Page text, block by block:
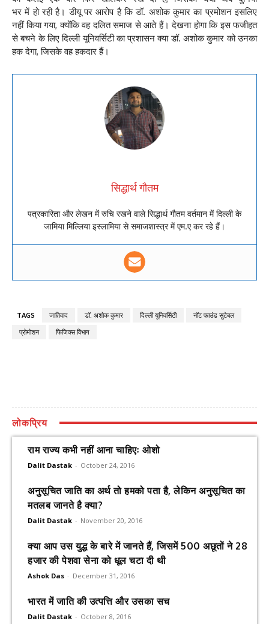
भर में हो रही है। डीयू पर आरोप है कि डॉ. अशोक कुमार का प्रमोशन इसलिए
नहीं किया गया, क्योंकि वह दलित समाज से आते हैं। देखना होगा कि इस फजीहत
से बचने के लिए दिल्ली यूनिवर्सिटी का प्रशासन क्या डॉ. अशोक कुमार को उनका
हक देगा, जिसके वह हकदार हैं।
सिद्धार्थ गौतम
पत्रकारिता और लेखन में रुचि रखने वाले सिद्धार्थ गौतम वर्तमान में दिल्ली के
जामिया मिल्लिया इस्लामिया से समाजशास्त्र में एम.ए कर रहे हैं।
TAGS जातिवाद डॉ. अशोक कुमार दिल्ली यूनिवर्सिटी
नॉट फाउंड सुटेबल
प्रोमोशन
फिजिक्स विभाग
लोकप्रिय
राम राज्य कभी नहीं आना चाहिएः ओशो
Dalit Dastak - October 24, 2016
अनुसूचित जाति का अर्थ तो हमको पता है, लेकिन अनुसूचित का
मतलब जानते है क्या?
Dalit Dastak - November 20, 2016
क्या आप उस युद्ध के बारे में जानते हैं, जिसमें 500 अछूतों ने 28
हजार की पेशवा सेना को धूल चटा दी थी
Ashok Das - December 31, 2016
भारत में जाति की उत्पत्ति और उसका सच
Dalit Dastak - October 8, 2016